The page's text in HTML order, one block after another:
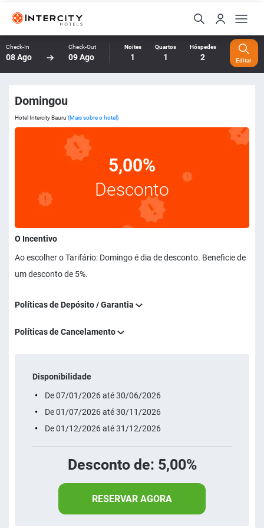
Check-In
08 Ago
Check-Out
09 Ago
Noites
1
Quartos
1
Hóspedes
2 Editar
Domingou
Hotel Intercity Bauru (Mais sobre o hotel)
5,00%
Desconto
O Incentivo
Ao escolher o Tarifário: Domingo é dia de desconto. Beneficie de
um desconto de 5%.
Políticas de Depósito / Garantia
Políticas de Cancelamento
Disponibilidade
De 07/01/2026 até 30/06/2026
De 01/07/2026 até 30/11/2026
De 01/12/2026 até 31/12/2026
Desconto de: 5,00%
RESERVAR AGORA